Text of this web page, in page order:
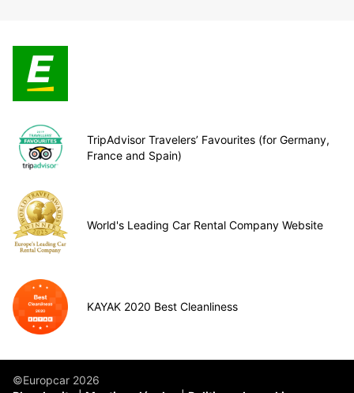
TripAdvisor Travelers’ Favourites (for Germany,
France and Spain)
World's Leading Car Rental Company Website
KAYAK 2020 Best Cleanliness
©Europcar 2026